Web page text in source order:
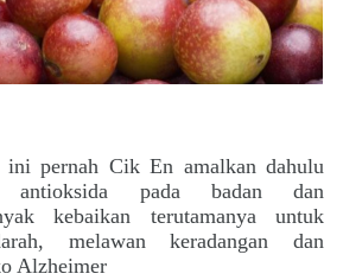
ini pernah Cik En amalkan dahulu
antioksida pada badan dan
kebaikan terutamanya untuk
melawan keradangan dan
Alzheimer